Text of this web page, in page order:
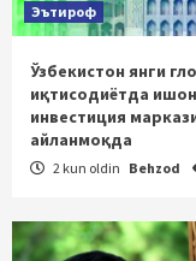
Эътироф
Ўзбекистон янги
иқтисодиётда
инвестиция
айланмоқда
2 kun oldin Behzod